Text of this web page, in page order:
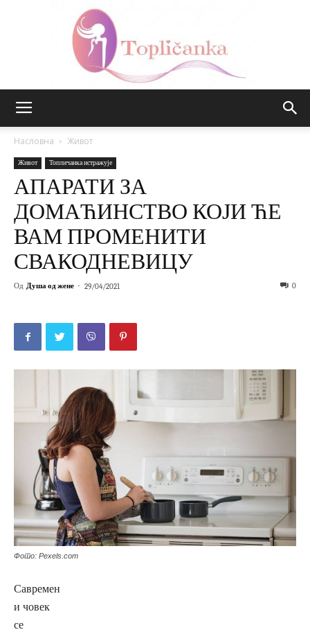
Насловна Живот
Живот Топличанка истражује
АПАРАТИ ЗА
ДОМАЋИНСТВО КОЈИ ЋЕ
ВАМ ПРОМЕНИТИ
СВАКОДНЕВИЦУ
Од Душа од жене - 29/04/2021 0
Фото: Pexels.com
Савремен
и човек
се